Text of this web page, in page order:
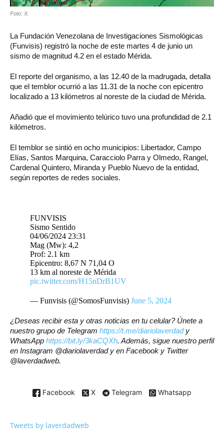
Foto: X.
La Fundación Venezolana de Investigaciones Sismológicas
(Funvisis) registró la noche de este martes 4 de junio un
sismo de magnitud 4.2 en el estado Mérida.
El reporte del organismo, a las 12.40 de la madrugada, detalla
que el temblor ocurrió a las 11.31 de la noche con epicentro
localizado a 13 kilómetros al noreste de la ciudad de Mérida.
Añadió que el movimiento telúrico tuvo una profundidad de 2.1
kilómetros.
El temblor se sintió en ocho municipios: Libertador, Campo
Elías, Santos Marquina, Caracciolo Parra y Olmedo, Rangel,
Cardenal Quintero, Miranda y Pueblo Nuevo de la entidad,
según reportes de redes sociales.
FUNVISIS
Sismo Sentido
04/06/2024 23:31
Mag (Mw): 4,2
Prof: 2.1 km
Epicentro: 8,67 N 71,04 O
13 km al noreste de Mérida
pic.twitter.com/H15nDrB1UV
— Funvisis (@SomosFunvisis) June 5, 2024
¿Deseas recibir esta y otras noticias en tu celular? Únete a
nuestro grupo de Telegram https://t.me/diariolaverdady
WhatsApp https://bit.ly/3kaCQXh. Además, sigue nuestro perfil
en Instagram @diariolaverdad y en Facebook y Twitter
@laverdadweb.
Facebook X Telegram Whatsapp
Tweets by laverdadweb